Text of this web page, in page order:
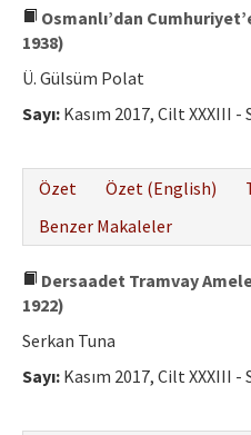
Osmanlı’dan
1938)
Ü. Gülsüm Polat
Sayı: Kasım 2017, Cilt XXXIII -
Özet
Özet (English)
Benzer Makaleler
Dersaadet Tramvay
1922)
Serkan Tuna
Sayı: Kasım 2017, Cilt XXXIII -